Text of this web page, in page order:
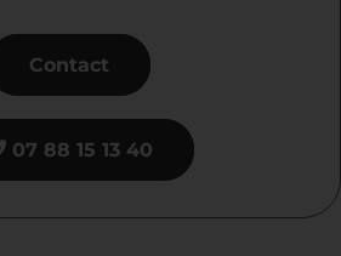
Contact
07 88 15 13 40